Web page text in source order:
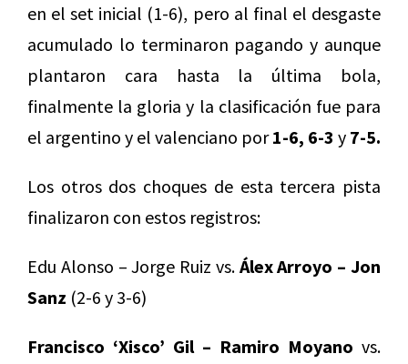
en el set inicial (1-6), pero al final el desgaste
acumulado lo terminaron pagando y aunque
plantaron cara hasta la última bola,
finalmente la gloria y la clasificación fue para
el argentino y el valenciano por1-6, 6-3 y 7-5.
Los otros dos choques de esta tercera pista
finalizaron con estos registros:
Edu Alonso – Jorge Ruiz vs. Álex Arroyo – Jon
Sanz (2-6 y 3-6)
Francisco ‘Xisco’ Gil – Ramiro Moyano vs.